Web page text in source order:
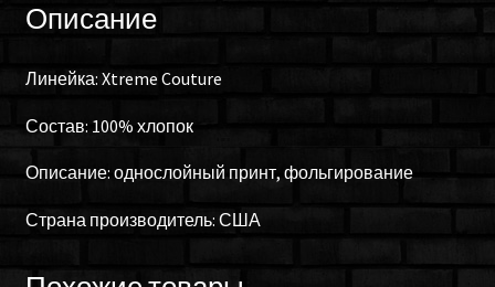
Описание
Линейка: Xtreme Couture
Состав: 100% хлопок
Описание: однослойный принт, фольгирование
Страна производитель: США